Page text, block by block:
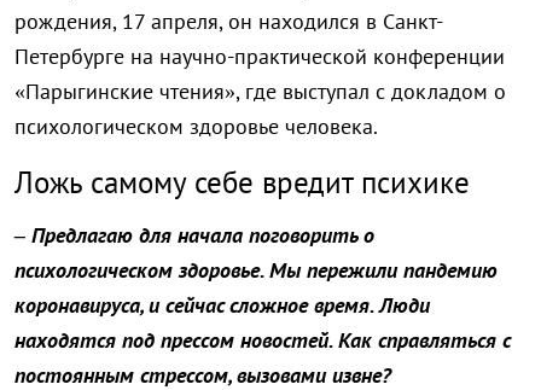
рождения, 17 апреля, он находился в Санкт-
Петербурге на научно-практической конференции
«Парыгинские чтения», где выступал с докладом о
психологическом здоровье человека.
Ложь самому себе вредит психике
– Предлагаю для начала поговорить о
психологическом здоровье. Мы пережили пандемию
коронавируса, и сейчас сложное время. Люди
находятся под прессом новостей. Как справляться с
постоянным стрессом, вызовами извне?